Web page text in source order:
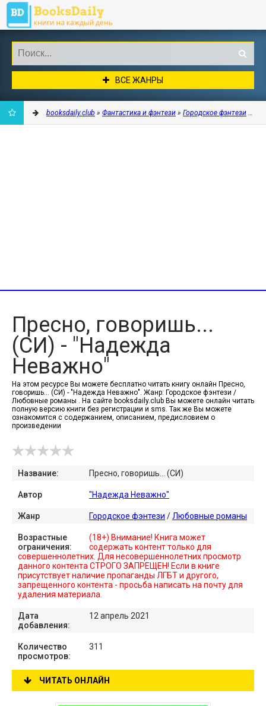
ВСЕ ЖАНРЫ
booksdaily.club » Фантастика и фэнтези » Городское фэнтези »
Пресно, говоришь...
(СИ) - "Надежда
Неважно"
На этом ресурсе Вы можете бесплатно читать книгу онлайн Пресно,
говоришь... (СИ) - "Надежда Неважно". Жанр: Городское фэнтези /
Любовные романы . На сайте booksdaily.club Вы можете онлайн читать
полную версию книги без регистрации и sms. Так же Вы можете
ознакомится с содержанием, описанием, предисловием о
произведении
Название: Пресно, говоришь... (СИ)
Автор "Надежда Неважно"
Жанр Городское фэнтези / Любовные романы
Возрастные
ограничения:
(18+) Внимание! Книга может
содержать контент только для
совершеннолетних. Для несовершеннолетних просмотр
данного контента СТРОГО ЗАПРЕЩЕН! Если в книге
присутствует наличие пропаганды ЛГБТ и другого,
запрещенного контента - просьба написать на почту для
удаления материала.
Дата
добавления:
12 апрель 2021
Количество
просмотров:
311
ЧИТАТЬ ОНЛАЙН